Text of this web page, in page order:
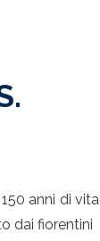
anni di vita
dai fiorentini